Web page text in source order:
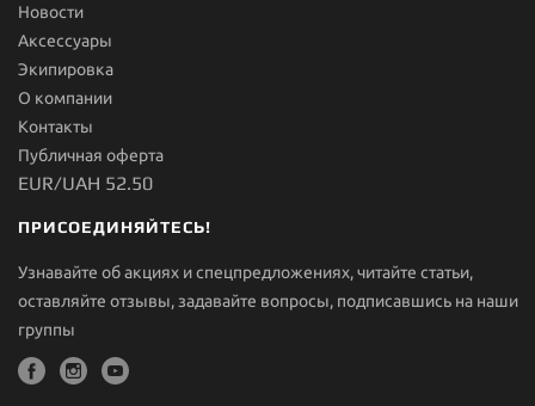
Новости
Aксессуары
Экипировка
О компании
Контакты
Публичная оферта
EUR/UAH 52.50
ПРИСОЕДИНЯЙТЕСЬ!
Узнавайте об акциях и спецпредложениях, читайте статьи,
оставляйте отзывы, задавайте вопросы, подписавшись на наши
группы